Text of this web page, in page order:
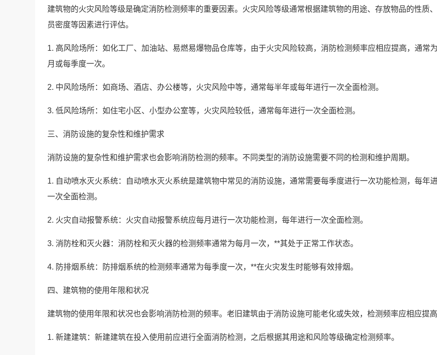
建筑物的火灾风险等级是确定消防检测频率的重要因素。火灾风险等级通常根据建筑物的用途、存放物品的性质
员密度等因素进行评估。
1. 高风险场所：如化工厂、加油站、易燃易爆物品仓库等，由于火灾风险较高，消防检测频率应相应提高，通常
月或每季度一次。
2. 中风险场所：如商场、酒店、办公楼等，火灾风险中等，通常每半年或每年进行一次全面检测。
3. 低风险场所：如住宅小区、小型办公室等，火灾风险较低，通常每年进行一次全面检测。
三、消防设施的复杂性和维护需求
消防设施的复杂性和维护需求也会影响消防检测的频率。不同类型的消防设施需要不同的检测和维护周期。
1. 自动喷水灭火系统：自动喷水灭火系统是建筑物中常见的消防设施，通常需要每季度进行一次功能检测，每年
一次全面检测。
2. 火灾自动报警系统：火灾自动报警系统应每月进行一次功能检测，每年进行一次全面检测。
3. 消防栓和灭火器：消防栓和灭火器的检测频率通常为每月一次，**其处于正常工作状态。
4. 防排烟系统：防排烟系统的检测频率通常为每季度一次，**在火灾发生时能够有效排烟。
四、建筑物的使用年限和状况
建筑物的使用年限和状况也会影响消防检测的频率。老旧建筑由于消防设施可能老化或失效，检测频率应相应提高
1. 新建建筑：新建建筑在投入使用前应进行全面消防检测，之后根据其用途和风险等级确定检测频率。